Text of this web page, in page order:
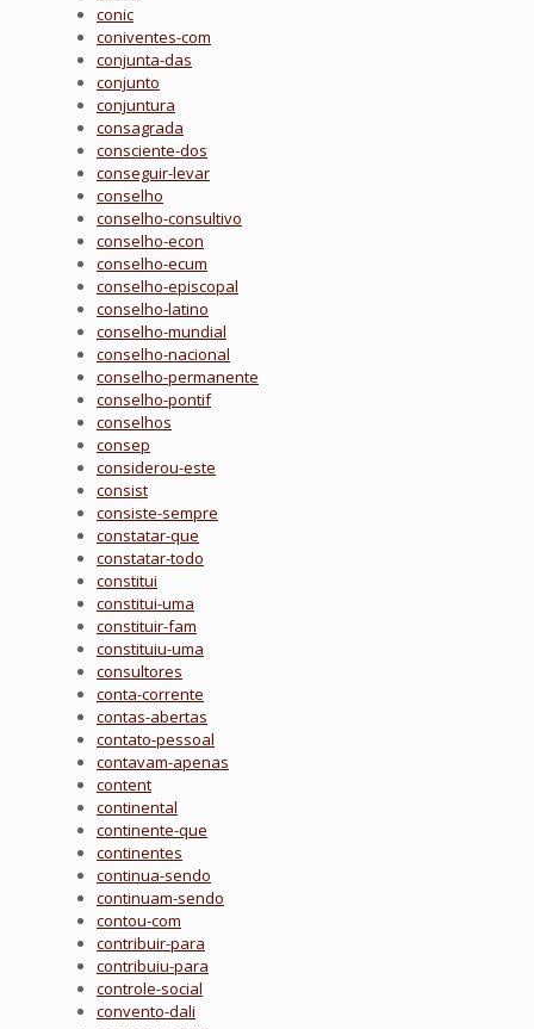
conic
coniventes-com
conjunta-das
conjunto
conjuntura
consagrada
consciente-dos
conseguir-levar
conselho
conselho-consultivo
conselho-econ
conselho-ecum
conselho-episcopal
conselho-latino
conselho-mundial
conselho-nacional
conselho-permanente
conselho-pontif
conselhos
consep
considerou-este
consist
consiste-sempre
constatar-que
constatar-todo
constitui
constitui-uma
constituir-fam
constituiu-uma
consultores
conta-corrente
contas-abertas
contato-pessoal
contavam-apenas
content
continental
continente-que
continentes
continua-sendo
continuam-sendo
contou-com
contribuir-para
contribuiu-para
controle-social
convento-dali